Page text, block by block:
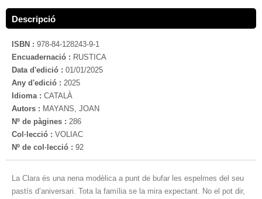
Descripció
ISBN : 978-84-128243-9-1
Encuadernació : RUSTICA
Data d'edició : 01/01/2025
Any d'edició : 2025
Idioma : CATALÀ
Autors : MAYANS, JOAN
Nº de pàgines : 286
Col·lecció : VOLIAC
Nº de col·lecció : 92
La Clara és una nena modèlica a punt de bufar les espelmes del seu
pastís d’aniversari. Tota la família se la mira expectant. No el pot dir,